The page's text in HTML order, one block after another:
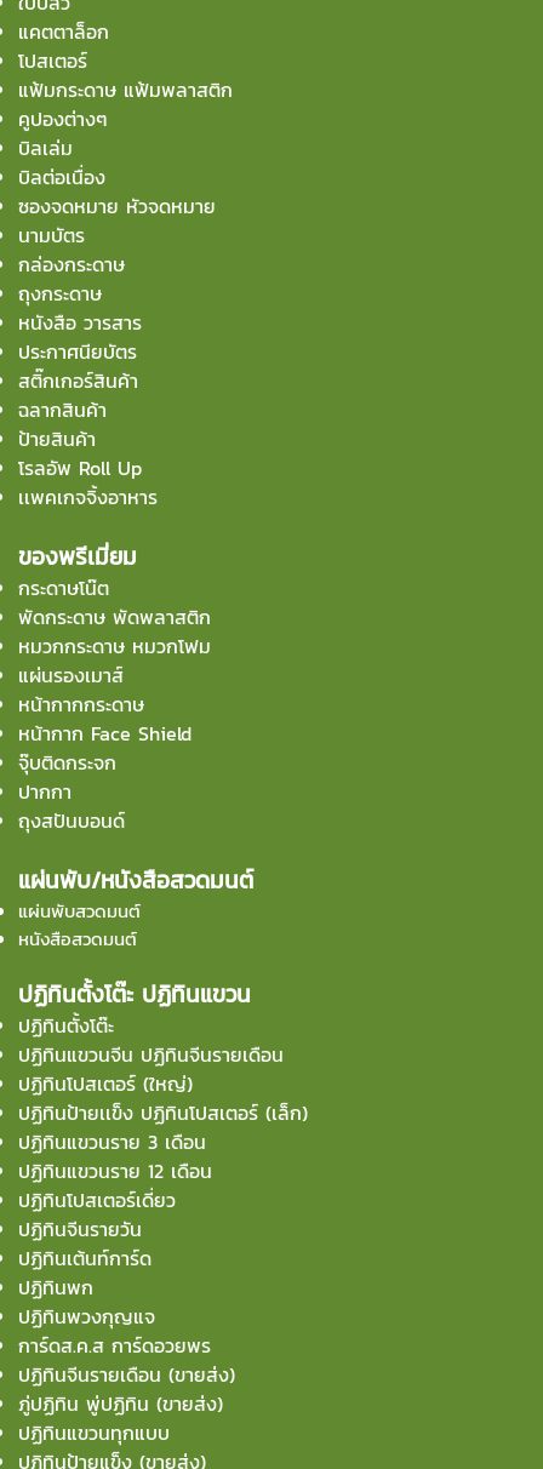
แคตตาล็อก
โปสเตอร์
แฟ้มกระดาษ แฟ้มพลาสติก
คูปองต่างๆ
บิลเล่ม
บิลต่อเนื่อง
ซองจดหมาย หัวจดหมาย
นามบัตร
กล่องกระดาษ
ถุงกระดาษ
หนังสือ วารสาร
ประกาศนียบัตร
สติ๊กเกอร์สินค้า
ฉลากสินค้า
ป้ายสินค้า
โรลอัพ Roll Up
เเพคเกจจิ้งอาหาร
ของพรีเมี่ยม
กระดาษโน๊ต
พัดกระดาษ พัดพลาสติก
หมวกกระดาษ หมวกโฟม
แผ่นรองเมาส์
หน้ากากกระดาษ
หน้ากาก Face Shield
จุ๊บติดกระจก
ปากกา
ถุงสปันบอนด์
แผ่นพับ/หนังสือสวดมนต์
แผ่นพับสวดมนต์
หนังสือสวดมนต์
ปฏิทินตั้งโต๊ะ ปฏิทินแขวน
ปฏิทินตั้งโต๊ะ
ปฏิทินแขวนจีน ปฏิทินจีนรายเดือน
ปฏิทินโปสเตอร์ (ใหญ่)
ปฏิทินป้ายเเข็ง ปฏิทินโปสเตอร์ (เล็ก)
ปฏิทินแขวนราย 3 เดือน
ปฏิทินแขวนราย 12 เดือน
ปฏิทินโปสเตอร์เดี่ยว
ปฏิทินจีนรายวัน
ปฏิทินเต้นท์การ์ด
ปฏิทินพก
ปฏิทินพวงกุญแจ
การ์ดส.ค.ส การ์ดอวยพร
ปฏิทินจีนรายเดือน (ขายส่ง)
ภู่ปฏิทิน พู่ปฏิทิน (ขายส่ง)
ปฏิทินแขวนทุกแบบ
ปฏิทินป้ายแข็ง (ขายส่ง)